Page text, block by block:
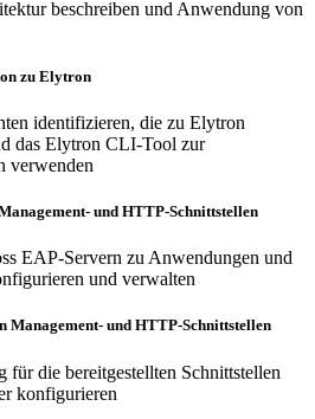
beschreiben und Anwendung von
zu Elytron
identifizieren, die zu Elytron
das Elytron CLI-Tool zur
verwenden
und HTTP-Schnittstellen
EAP-Servern zu Anwendungen und
und verwalten
Management- und HTTP-Schnittstellen
für die bereitgestellten Schnittstellen
konfigurieren